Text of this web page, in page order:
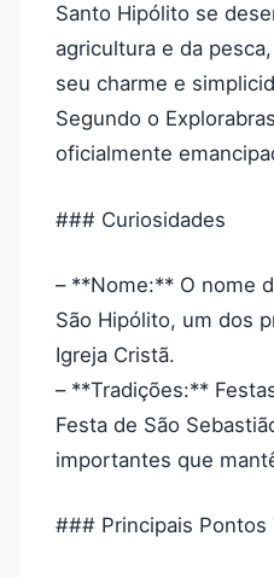
Santo Hipólito se
agricultura e da
seu charme e
Segundo o
oficialmente
### Curiosidades
– **Nome:** O nome
São Hipólito, um dos
Igreja Cristã.
– **Tradições:**
Festa de São
importantes que
### Principais Pontos